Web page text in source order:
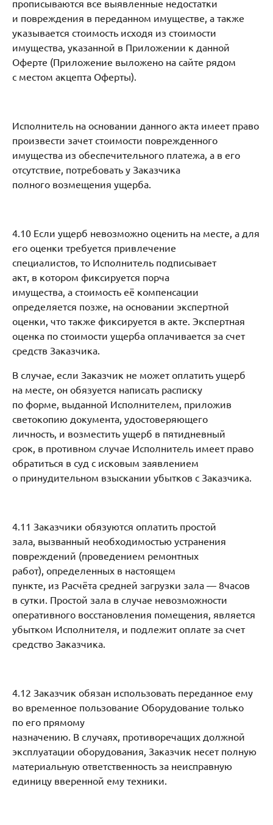
прописываются все выявленные недостатки
и повреждения в переданном имуществе, а также
указывается стоимость исходя из стоимости
имущества, указанной в Приложении к данной
Оферте (Приложение выложено на сайте рядом
с местом акцепта Оферты).
Исполнитель на основании данного акта имеет право
произвести зачет стоимости поврежденного
имущества из обеспечительного платежа, а в его
отсутствие, потребовать у Заказчика
полного возмещения ущерба.
4.10 Если ущерб невозможно оценить на месте, а для
его оценки требуется привлечение
специалистов, то Исполнитель подписывает
акт, в котором фиксируется порча
имущества, а стоимость её компенсации
определяется позже, на основании экспертной
оценки, что также фиксируется в акте. Экспертная
оценка по стоимости ущерба оплачивается за счет
средств Заказчика.
В случае, если Заказчик не может оплатить ущерб
на месте, он обязуется написать расписку
по форме, выданной Исполнителем, приложив
светокопию документа, удостоверяющего
личность, и возместить ущерб в пятидневный
срок, в противном случае Исполнитель имеет право
обратиться в суд с исковым заявлением
о принудительном взыскании убытков с Заказчика.
4.11 Заказчики обязуются оплатить простой
зала, вызванный необходимостью устранения
повреждений (проведением ремонтных
работ), определенных в настоящем
пункте, из Расчёта средней загрузки зала — 8часов
в сутки. Простой зала в случае невозможности
оперативного восстановления помещения, является
убытком Исполнителя, и подлежит оплате за счет
средство Заказчика.
4.12 Заказчик обязан использовать переданное ему
во временное пользование Оборудование только
по его прямому
назначению. В случаях, противоречащих должной
эксплуатации оборудования, Заказчик несет полную
материальную ответственность за неисправную
единицу вверенной ему техники.